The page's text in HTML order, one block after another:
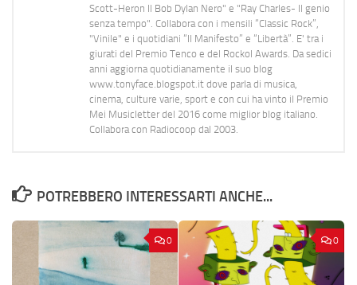
Scott-Heron Il Bob Dylan Nero" e "Ray Charles- Il genio
senza tempo". Collabora con i mensili “Classic Rock”,
"Vinile" e i quotidiani “Il Manifesto” e “Libertà”. E' tra i
giurati del Premio Tenco e del Rockol Awards. Da sedici
anni aggiorna quotidianamente il suo blog
www.tonyface.blogspot.it dove parla di musica,
cinema, culture varie, sport e con cui ha vinto il Premio
Mei Musicletter del 2016 come miglior blog italiano.
Collabora con Radiocoop dal 2003.
POTREBBERO INTERESSARTI ANCHE...
0 0